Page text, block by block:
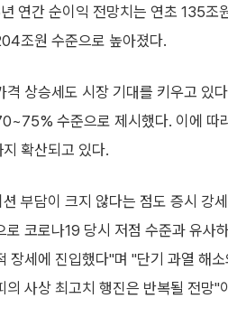
연간 순이익 전망치는 연초 135조
조원 수준으로 높아졌다.
격 상승세도 시장 기대를 키우고
수준으로 제시했다. 이에 따
확산되고 있다.
션 부담이 크지 않다는 점도 증시 강
로 코로나19 당시 저점 수준과 유사
장세에 진입했다"며 "단기 과열 해
의 사상 최고치 행진은 반복될 전망"